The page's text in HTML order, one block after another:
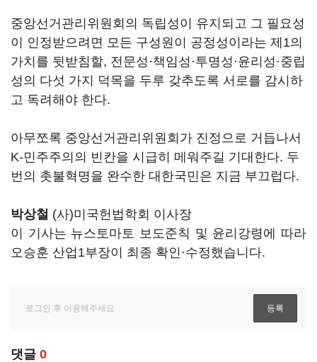
중앙선거관리위원회의 독립성이 유지되고 그 필요성
이 인정받으려면 모든 구성원이 공정성이라는 제1의
가치를 뒷받침할, 전문성·책임성·투명성·윤리성·중립
성의 다섯 가지 덕목을 두루 갖추도록 서로를 감시하
고 독려해야 한다.
아무쪼록 중앙선거관리위원회가 진정으로 거듭나서
K-민주주의의 빈칸을 시급히 메워주길 기대한다. 두
번의 촛불혁명을 완수한 대한국민은 지금 부끄럽다.
박상철 (사)미국헌법학회 이사장
이 기사는 뉴스토마토 보도준칙 및 윤리강령에 따라
오승훈 산업1부장이 최종 확인·수정했습니다.
댓글 0